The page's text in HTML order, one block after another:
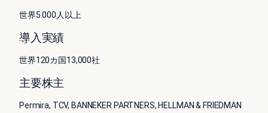
世界5.000人以上
導入実績
世界120カ国13,000社
主要株主
Permira, TCV, BANNEKER PARTNERS, HELLMAN & FRIEDMAN